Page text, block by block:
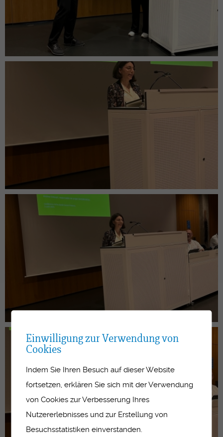
Einwilligung zur Verwendung von
Cookies
Indem Sie Ihren Besuch auf dieser Website
fortsetzen, erklären Sie sich mit der Verwendung
von Cookies zur Verbesserung Ihres
Nutzererlebnisses und zur Erstellung von
Besuchsstatistiken einverstanden.